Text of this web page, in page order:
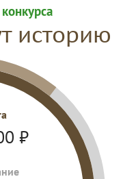
историю
₽